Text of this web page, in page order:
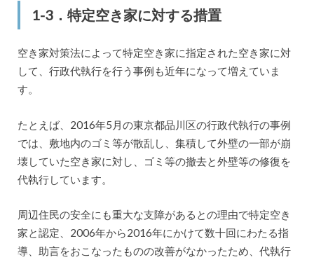
1-3．特定空き家に対する措置
空き家対策法によって特定空き家に指定された空き家に対
して、行政代執行を行う事例も近年になって増えていま
す。
たとえば、2016年5月の東京都品川区の行政代執行の事例
では、敷地内のゴミ等が散乱し、集積して外壁の一部が崩
壊していた空き家に対し、ゴミ等の撤去と外壁等の修復を
代執行しています。
周辺住民の安全にも重大な支障があるとの理由で特定空き
家と認定、2006年から2016年にかけて数十回にわたる指
導、助言をおこなったものの改善がなかったため、代執行